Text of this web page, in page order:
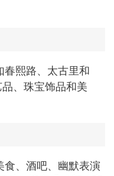
春熙路、太古里和
、珠宝饰品和美
食、酒吧、幽默表演